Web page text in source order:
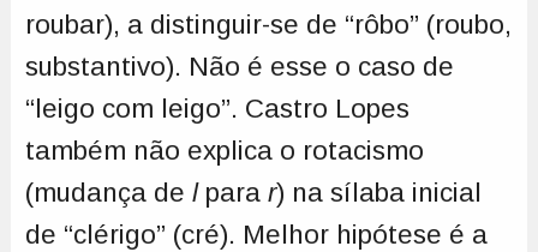
roubar), a distinguir-se de “rôbo” (roubo,
substantivo). Não é esse o caso de
“leigo com leigo”. Castro Lopes
também não explica o rotacismo
(mudança de lpara r) na sílaba inicial
de “clérigo” (cré). Melhor hipótese é a